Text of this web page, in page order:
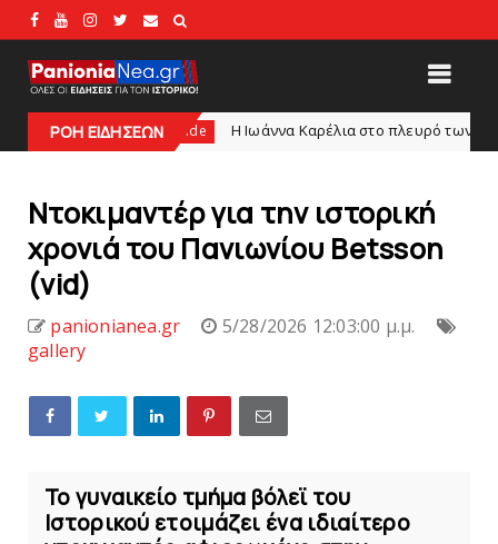
ΡΟΗ ΕΙΔΗΣΕΩΝ
slide Η Ιωάννα Καρέλια στο πλευρό των Εθνικών ομάδων
Nτοκιμαντέρ για την ιστορική
χρονιά του Πανιωνίου Betsson
(vid)
panionianea.gr
5/28/2026 12:03:00 μ.μ.
gallery
Το γυναικείο τμήμα βόλεϊ του
Ιστορικού ετοιμάζει ένα ιδιαίτερο